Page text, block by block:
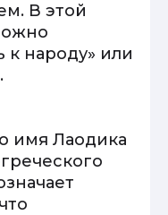
В этой
к народу» или
имя Лаодика